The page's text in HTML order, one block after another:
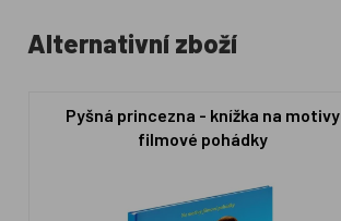
Alternativní zboží
Pyšná princezna - knížka na motivy
filmové pohádky